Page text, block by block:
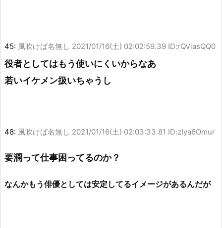
45: 風吹けば名無し 2021/01/16(土) 02:02:59.39 ID:rQViasQQ0
役者としてはもう使いにくいからなあ
若いイケメン扱いちゃうし
48: 風吹けば名無し 2021/01/16(土) 02:03:33.81 ID:zIya6Omur
要潤って仕事困ってるのか？
なんかもう俳優としては安定してるイメージがあるんだが